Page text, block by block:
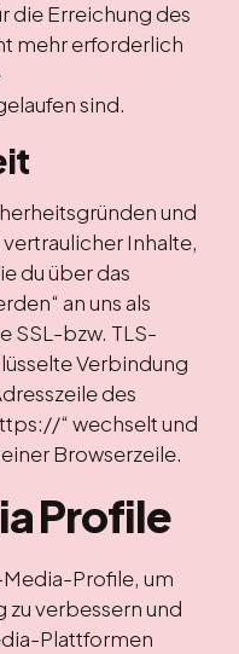
die Erreichung des
mehr erforderlich
sind.
und
Inhalte,
du über das
an uns als
SSL-bzw. TLS-
Verbindung
des
“ wechselt und
Browserzeile.
Profile
Profile, um
verbessern und
Plattformen